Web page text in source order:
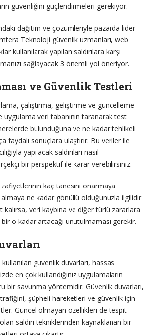
güvenliğini güçlendirmeleri gerekiyor.
dağıtım ve çözümleriyle pazarda lider
Teknoloji güvenlik uzmanları, web
kullanılarak yapılan saldırılara karşı
sağlayacak 3 önemli yol öneriyor.
ve Güvenlik Testleri
çalıştırma, geliştirme ve güncelleme
uygulama veri tabanının taranarak test
bulunduğuna ve ne kadar tehlikeli
faydalı sonuçlara ulaştırır. Bu veriler ile
yapılacak saldırıları nasıl
bir perspektif ile karar verebilirsiniz.
kaç tanesini onarmaya
almaya ne kadar gönüllü olduğunuzla ilgilidir
veri kaybına ve diğer türlü zararlara
o kadar artacağı unutulmaması gerekir.
güvenlik duvarları, hassas
en çok kullandığınız uygulamaların
bir savunma yöntemidir. Güvenlik duvarları,
şüpheli hareketleri ve güvenlik için
Güncel olmayan özellikleri de tespit
saldırı tekniklerinden kaynaklanan bir